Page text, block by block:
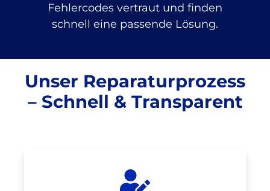
Fehlercodes vertraut und finden
schnell eine passende Lösung.
Unser Reparaturprozess
– Schnell & Transparent